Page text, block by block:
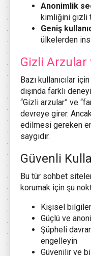
Anonimlik
kimliğini gizli
Geniş
ülkelerden
Gizli Arzular
Bazı kullanıcılar
dışında farklı
“Gizli arzular” ve
devreye girer.
edilmesi gereken
saygıdır.
Güvenli
Bu tür sohbet
korumak için şu
Kişisel
Güçlü ve
Şüpheli
engelleyin
Güvenilir ve